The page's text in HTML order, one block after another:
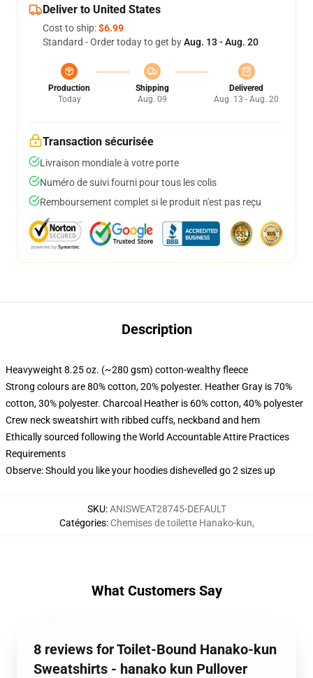
Deliver to United States
Cost to ship:$6.99
Standard - Order today to get byAug. 13 - Aug. 20
Production
Today
Shipping
Aug. 09
Delivered
Aug. 13 - Aug. 20
Transaction sécurisée
Livraison mondiale à votre porte
Numéro de suivi fourni pour tous les colis
Remboursement complet si le produit n'est pas reçu
Description
Heavyweight 8.25 oz. (~280 gsm) cotton-wealthy fleece
Strong colours are 80% cotton, 20% polyester. Heather Gray is 70%
cotton, 30% polyester. Charcoal Heather is 60% cotton, 40% polyester
Crew neck sweatshirt with ribbed cuffs, neckband and hem
Ethically sourced following the World Accountable Attire Practices
Requirements
Observe: Should you like your hoodies dishevelled go 2 sizes up
SKU:ANISWEAT28745-DEFAULT
Catégories: Chemises de toilette Hanako-kun,
What Customers Say
8 reviews for Toilet-Bound Hanako-kun
Sweatshirts - hanako kun Pullover